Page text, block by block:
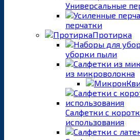
Универсальные
перчатки
Протирка
уборки пыли
из микроволокна
Салфетки с
использования